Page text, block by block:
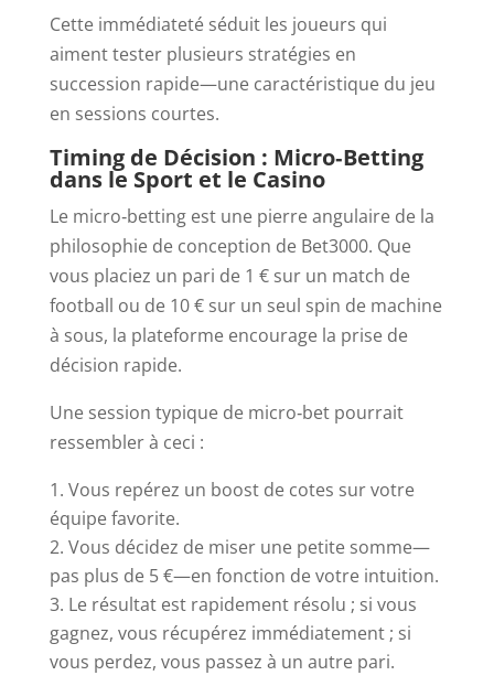
Cette immédiateté séduit les joueurs qui
aiment tester plusieurs stratégies en
succession rapide—une caractéristique du jeu
en sessions courtes.
Timing de Décision : Micro‑Betting
dans le Sport et le Casino
Le micro‑betting est une pierre angulaire de la
philosophie de conception de Bet3000. Que
vous placiez un pari de 1 € sur un match de
football ou de 10 € sur un seul spin de machine
à sous, la plateforme encourage la prise de
décision rapide.
Une session typique de micro‑bet pourrait
ressembler à ceci :
Vous repérez un boost de cotes sur votre
équipe favorite.
Vous décidez de miser une petite somme—
pas plus de 5 €—en fonction de votre intuition.
Le résultat est rapidement résolu ; si vous
gagnez, vous récupérez immédiatement ; si
vous perdez, vous passez à un autre pari.